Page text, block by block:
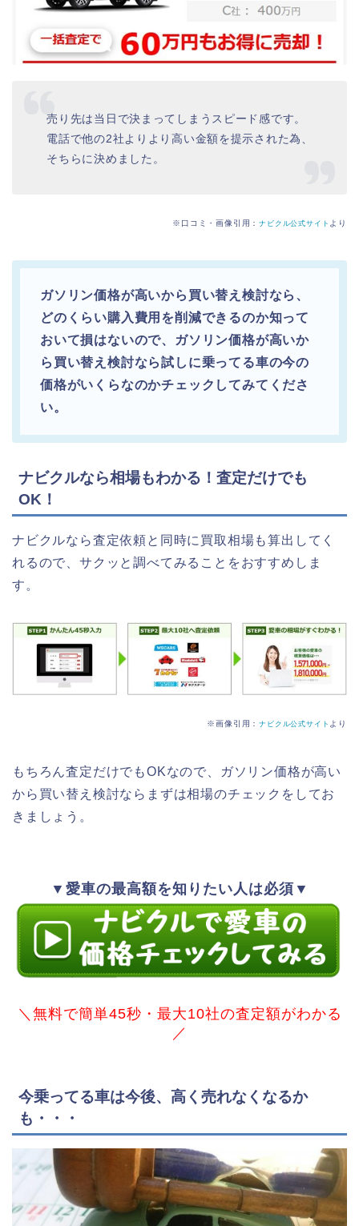
売り先は当日で決まってしまうスピード感です。
電話で他の2社よりより高い金額を提示された為、
そちらに決めました。
※口コミ・画像引用：ナビクル公式サイト より
ガソリン価格が高いから買い替え検討なら、
どのくらい購入費用を削減できるのか知って
おいて損はないので、ガソリン価格が高いか
ら買い替え検討なら試しに乗ってる車の今の
価格がいくらなのかチェックしてみてくださ
い。
ナビクルなら相場もわかる！査定だけでも
OK！
ナビクルなら査定依頼と同時に買取相場も算出してく
れるので、サクッと調べてみることをおすすめしま
す。
※画像引用：ナビクル公式サイト より
もちろん査定だけでもOKなので、ガソリン価格が高い
から買い替え検討ならまずは相場のチェックをしてお
きましょう。
▼愛車の最高額を知りたい人は必須▼
＼無料で簡単45秒・最大10社の査定額がわかる
／
今乗ってる車は今後、高く売れなくなるか
も・・・